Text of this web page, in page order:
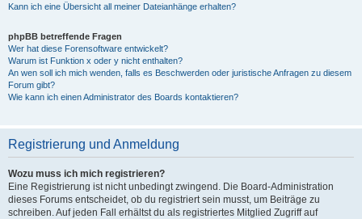
Kann ich eine Übersicht all meiner Dateianhänge erhalten?
phpBB betreffende Fragen
Wer hat diese Forensoftware entwickelt?
Warum ist Funktion x oder y nicht enthalten?
An wen soll ich mich wenden, falls es Beschwerden oder juristische Anfragen zu diesem
Forum gibt?
Wie kann ich einen Administrator des Boards kontaktieren?
Registrierung und Anmeldung
Wozu muss ich mich registrieren?
Eine Registrierung ist nicht unbedingt zwingend. Die Board-Administration
dieses Forums entscheidet, ob du registriert sein musst, um Beiträge zu
schreiben. Auf jeden Fall erhältst du als registriertes Mitglied Zugriff auf